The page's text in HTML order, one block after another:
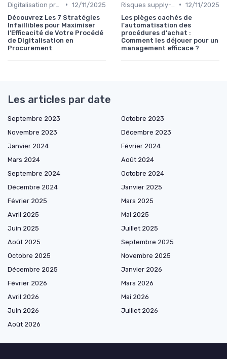
• 12/11/2025
Découvrez Les 7 Stratégies
Infaillibles pour Maximiser
l'Efficacité de Votre Procédé
de Digitalisation en
Procurement
• 12/11/2025
Les pièges cachés de
l'automatisation des
procédures d'achat :
Comment les déjouer pour un
management efficace ?
Les articles par date
Septembre 2023
Octobre 2023
Novembre 2023
Décembre 2023
Janvier 2024
Février 2024
Mars 2024
Août 2024
Septembre 2024
Octobre 2024
Décembre 2024
Janvier 2025
Février 2025
Mars 2025
Avril 2025
Mai 2025
Juin 2025
Juillet 2025
Août 2025
Septembre 2025
Octobre 2025
Novembre 2025
Décembre 2025
Janvier 2026
Février 2026
Mars 2026
Avril 2026
Mai 2026
Juin 2026
Juillet 2026
Août 2026